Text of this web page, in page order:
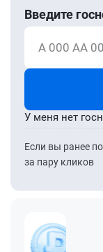
Введите
А 000 АА 00
Если вы ранее
за пару кликов
У меня нет